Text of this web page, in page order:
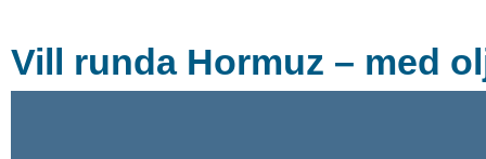
Vill runda Hormuz – med